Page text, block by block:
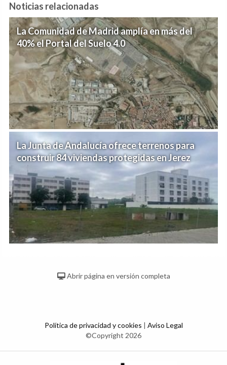
Noticias relacionadas
La Comunidad de Madrid amplía en más del
40% el Portal del Suelo 4.0
La Junta de Andalucía ofrece terrenos para
construir 84 viviendas protegidas en Jerez
Abrir página en versión completa
Política de privacidad y cookies | Aviso Legal
©Copyright 2026